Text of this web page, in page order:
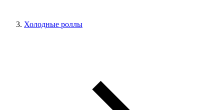
Холодные роллы